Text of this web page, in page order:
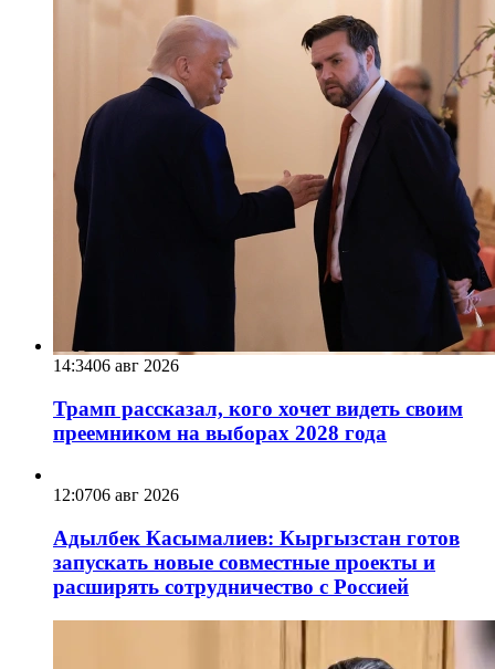
14:3406 авг 2026
Трамп рассказал, кого хочет видеть своим
преемником на выборах 2028 года
12:0706 авг 2026
Адылбек Касымалиев: Кыргызстан готов
запускать новые совместные проекты и
расширять сотрудничество с Россией